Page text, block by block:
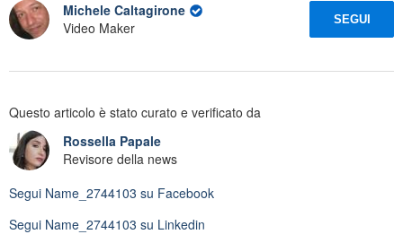
Michele Caltagirone
Video Maker
SEGUI
Questo articolo è stato curato e verificato da
Rossella Papale
Revisore della news
Segui Name_2744103 su Facebook
Segui Name_2744103 su Linkedin